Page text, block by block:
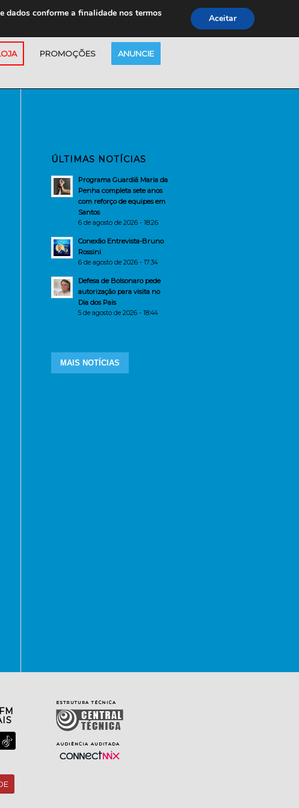
PROMOÇÕES ANUNCIE
ÚLTIMAS NOTÍCIAS
Programa Guardiã Maria da
Penha completa sete anos
com reforço de equipes em
Santos
6 de agosto de 2026 - 18:26
Conexão Entrevista-Bruno
Rossini
6 de agosto de 2026 - 17:34
Defesa de Bolsonaro pede
autorização para visita no
Dia dos Pais
5 de agosto de 2026 - 18:44
MAIS NOTÍCIAS
dados conforme a finalidade nos termos
Aceitar